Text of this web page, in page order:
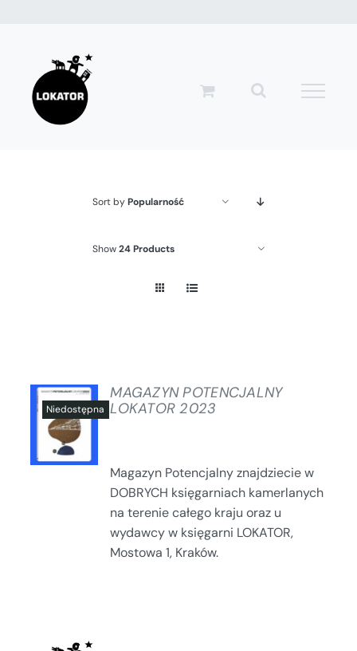
zawartości
Sort byPopularność
Show24 Products
SZCZEGÓŁY
MAGAZYN POTENCJALNY
LOKATOR 2023
Magazyn Potencjalny znajdziecie w
DOBRYCH księgarniach kamerlanych
na terenie całego kraju oraz u
wydawcy w księgarni LOKATOR,
Mostowa 1, Kraków.